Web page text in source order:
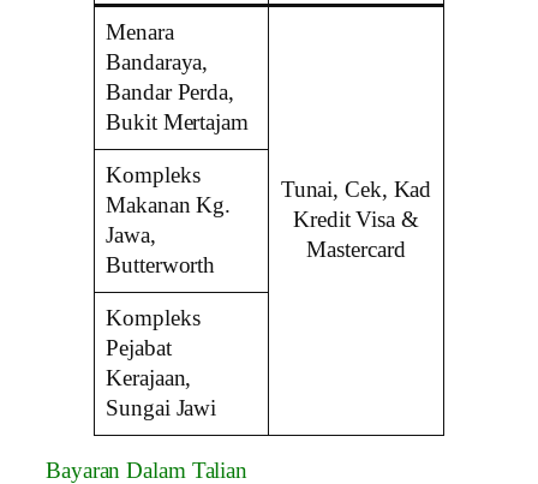
Menara
Bandaraya,
Bandar Perda,
Bukit Mertajam
Tunai, Cek, Kad
Kredit Visa &
Mastercard
Kompleks
Makanan Kg.
Jawa,
Butterworth
Kompleks
Pejabat
Kerajaan,
Sungai Jawi
Bayaran Dalam Talian